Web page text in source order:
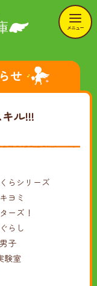
メニュー
せ
ル!!!
らシリーズ
ヨミ
ーズ！
らし
子
験室